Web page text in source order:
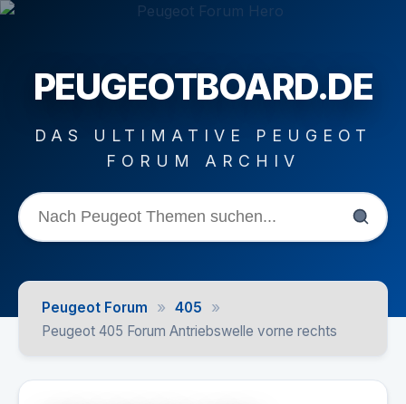
PEUGEOTBOARD.DE
DAS ULTIMATIVE PEUGEOT
FORUM ARCHIV
Peugeot Forum » 405 »
Peugeot 405 Forum Antriebswelle vorne rechts